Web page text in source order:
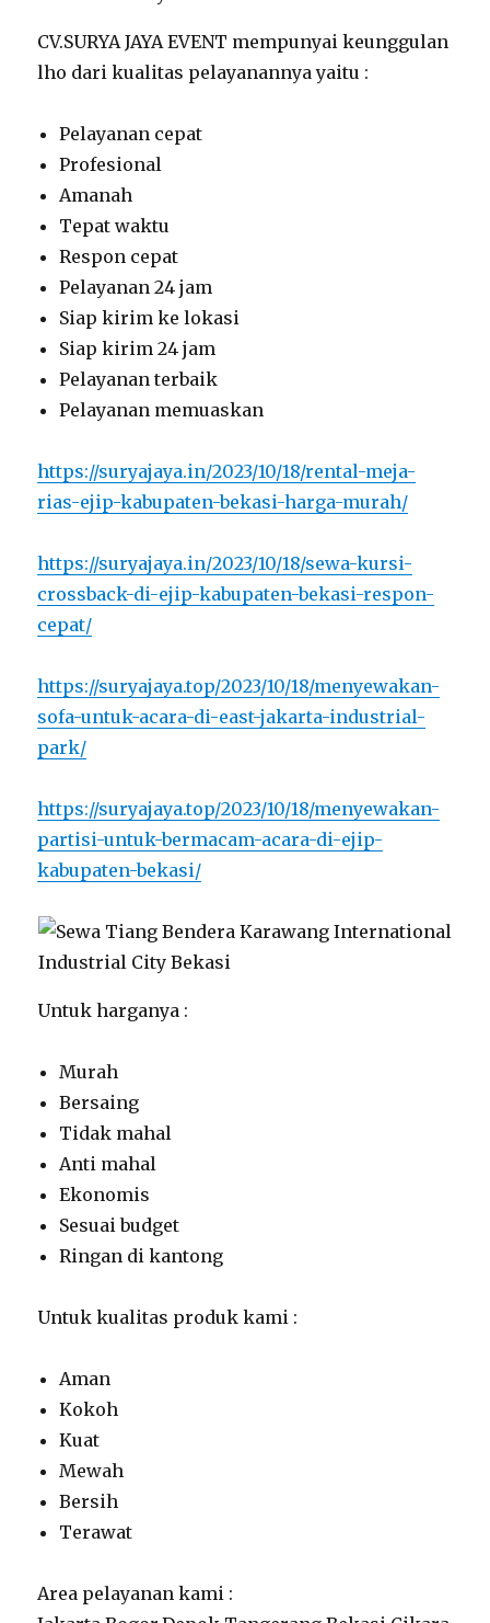
CV.SURYA JAYA EVENT mempunyai keunggulan
lho dari kualitas pelayanannya yaitu :
Pelayanan cepat
Profesional
Amanah
Tepat waktu
Respon cepat
Pelayanan 24 jam
Siap kirim ke lokasi
Siap kirim 24 jam
Pelayanan terbaik
Pelayanan memuaskan
https://suryajaya.in/2023/10/18/rental-meja-
rias-ejip-kabupaten-bekasi-harga-murah/
https://suryajaya.in/2023/10/18/sewa-kursi-
crossback-di-ejip-kabupaten-bekasi-respon-
cepat/
https://suryajaya.top/2023/10/18/menyewakan-
sofa-untuk-acara-di-east-jakarta-industrial-
park/
https://suryajaya.top/2023/10/18/menyewakan-
partisi-untuk-bermacam-acara-di-ejip-
kabupaten-bekasi/
Untuk harganya :
Murah
Bersaing
Tidak mahal
Anti mahal
Ekonomis
Sesuai budget
Ringan di kantong
Untuk kualitas produk kami :
Aman
Kokoh
Kuat
Mewah
Bersih
Terawat
Area pelayanan kami :